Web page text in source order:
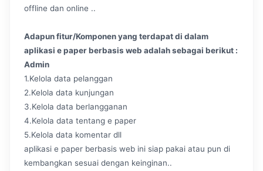
offline dan online ..
Adapun fitur/Komponen yang terdapat di dalam
aplikasi e paper berbasis web adalah sebagai berikut :
Admin
1.Kelola data pelanggan
2.Kelola data kunjungan
3.Kelola data berlangganan
4.Kelola data tentang e paper
5.Kelola data komentar dll
aplikasi e paper berbasis web ini siap pakai atau pun di
kembangkan sesuai dengan keinginan..